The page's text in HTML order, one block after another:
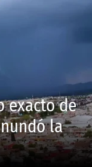
exacto de
la